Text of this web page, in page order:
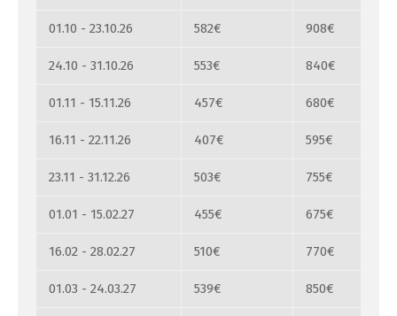
01.10 - 23.10.26 582€ 908€
24.10 - 31.10.26 553€ 840€
01.11 - 15.11.26 457€ 680€
16.11 - 22.11.26 407€ 595€
23.11 - 31.12.26 503€ 755€
01.01 - 15.02.27 455€ 675€
16.02 - 28.02.27 510€ 770€
01.03 - 24.03.27 539€ 850€